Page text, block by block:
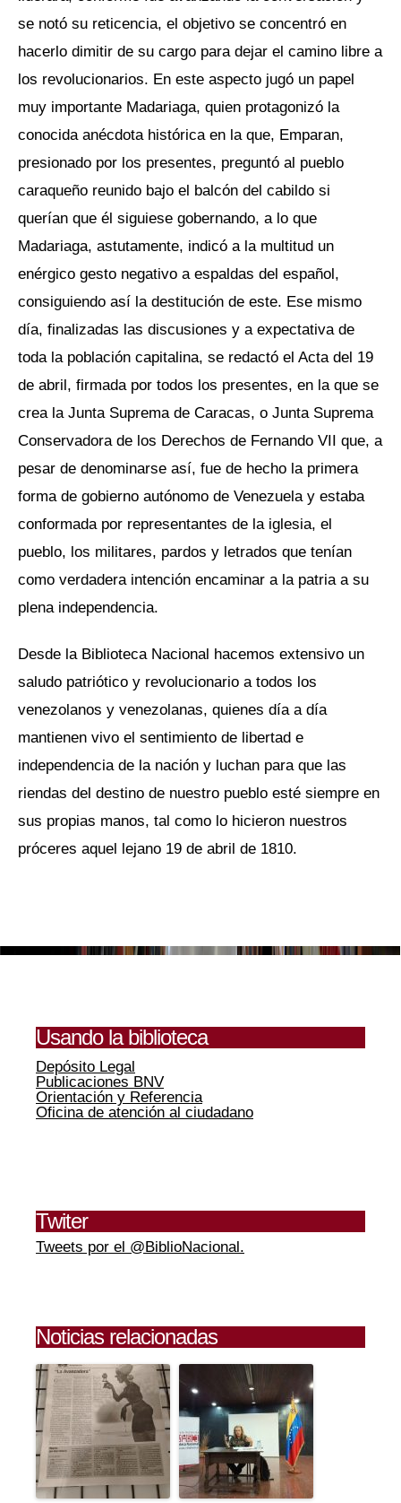
se notó su reticencia, el objetivo se concentró en
hacerlo dimitir de su cargo para dejar el camino libre a
los revolucionarios. En este aspecto jugó un papel
muy importante Madariaga, quien protagonizó la
conocida anécdota histórica en la que, Emparan,
presionado por los presentes, preguntó al pueblo
caraqueño reunido bajo el balcón del cabildo si
querían que él siguiese gobernando, a lo que
Madariaga, astutamente, indicó a la multitud un
enérgico gesto negativo a espaldas del español,
consiguiendo así la destitución de este. Ese mismo
día, finalizadas las discusiones y a expectativa de
toda la población capitalina, se redactó el Acta del 19
de abril, firmada por todos los presentes, en la que se
crea la Junta Suprema de Caracas, o Junta Suprema
Conservadora de los Derechos de Fernando VII que, a
pesar de denominarse así, fue de hecho la primera
forma de gobierno autónomo de Venezuela y estaba
conformada por representantes de la iglesia, el
pueblo, los militares, pardos y letrados que tenían
como verdadera intención encaminar a la patria a su
plena independencia.
Desde la Biblioteca Nacional hacemos extensivo un
saludo patriótico y revolucionario a todos los
venezolanos y venezolanas, quienes día a día
mantienen vivo el sentimiento de libertad e
independencia de la nación y luchan para que las
riendas del destino de nuestro pueblo esté siempre en
sus propias manos, tal como lo hicieron nuestros
próceres aquel lejano 19 de abril de 1810.
Usando la biblioteca
Depósito Legal
Publicaciones BNV
Orientación y Referencia
Oficina de atención al ciudadano
Twiter
Tweets por el @BiblioNacional.
Noticias relacionadas